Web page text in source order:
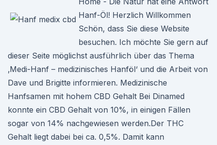
Hanf-Öl! Herzlich Willkommen
Schön, dass Sie diese Website
besuchen. Ich möchte Sie gern auf
dieser Seite möglichst ausführlich über das Thema
‚Medi-Hanf – medizinisches Hanföl‘ und die Arbeit von
Dave und Brigitte informieren. Medizinische
Hanfsamen mit hohem CBD Gehalt Bei Dinamed
konnte ein CBD Gehalt von 10%, in einigen Fällen
sogar von 14% nachgewiesen werden.Der THC
Gehalt liegt dabei bei ca. 0,5%. Damit kann